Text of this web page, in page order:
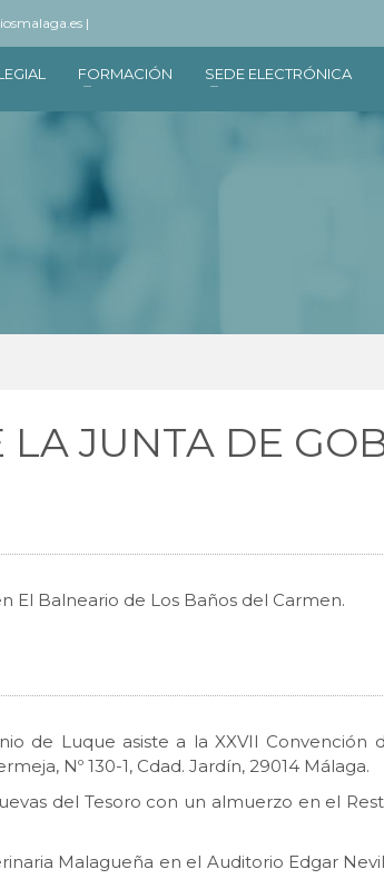
|
FORMACIÓN SEDE ELECTRÓNICA
JUNTA DE
El Balneario de Los Baños del Carmen.
de Luque asiste a la XXVII Convención
Nº 130-1, Cdad. Jardín, 29014 Málaga.
del Tesoro con un almuerzo en el
Malagueña en el Auditorio Edgar